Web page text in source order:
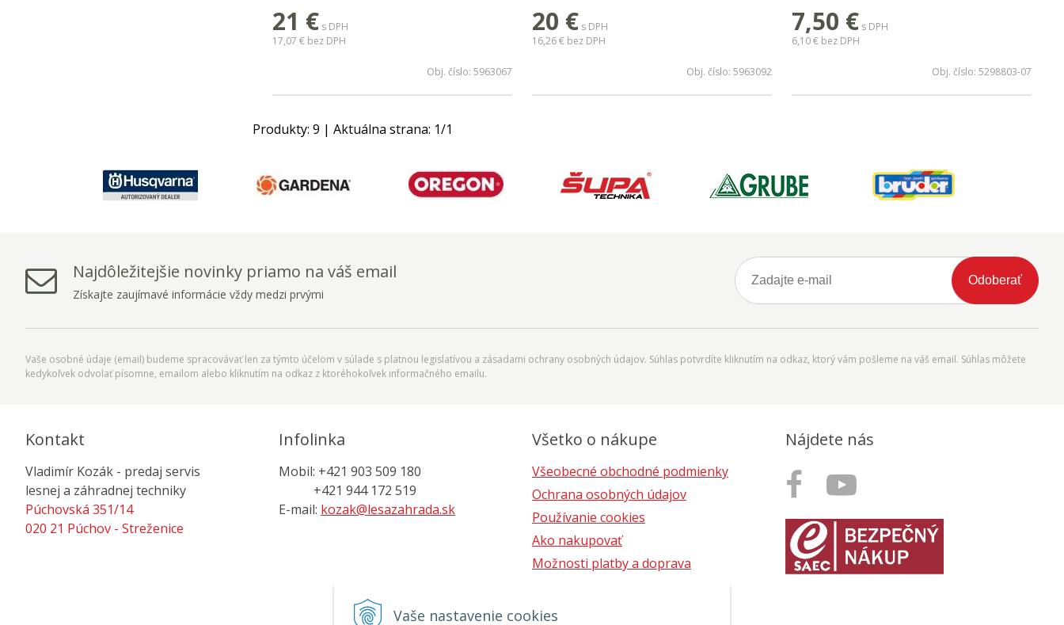
Vaše nastavenie cookies
21 € s DPH
17,07 € bez DPH
Obj. číslo: 5963067
20 € s DPH
16,26 € bez DPH
Obj. číslo: 5963092
7,50 € s DPH
6,10 € bez DPH
Obj. číslo: 5298803-07
Produkty: 9 | Aktuálna strana: 1/1
Najdôležitejšie novinky priamo na váš email
Získajte zaujímavé informácie vždy medzi prvými
Odoberať
Vaše osobné údaje (email) budeme spracovávať len za týmto účelom v súlade s platnou legislatívou a zásadami ochrany osobných údajov. Súhlas potvrdíte kliknutím na odkaz, ktorý vám pošleme na váš email. Súhlas môžete
kedykoľvek odvolať písomne, emailom alebo kliknutím na odkaz z ktoréhokoľvek informačného emailu.
Kontakt
Vladimír Kozák - predaj servis
lesnej a záhradnej techniky
Púchovská 351/14
020 21 Púchov - Streženice
Infolinka
Mobil: +421 903 509 180
+421 944 172 519
E-mail: kozak@lesazahrada.sk
Všetko o nákupe
Všeobecné obchodné podmienky
Ochrana osobných údajov
Používanie cookies
Ako nakupovať
Možnosti platby a doprava
Nájdete nás